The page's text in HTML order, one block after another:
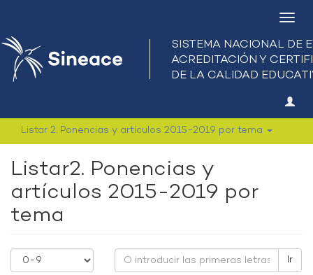
Listar 2. Ponencias y artículos 2015-2019 por tema
Listar2. Ponencias y
artículos 2015-2019 por
tema
Ir